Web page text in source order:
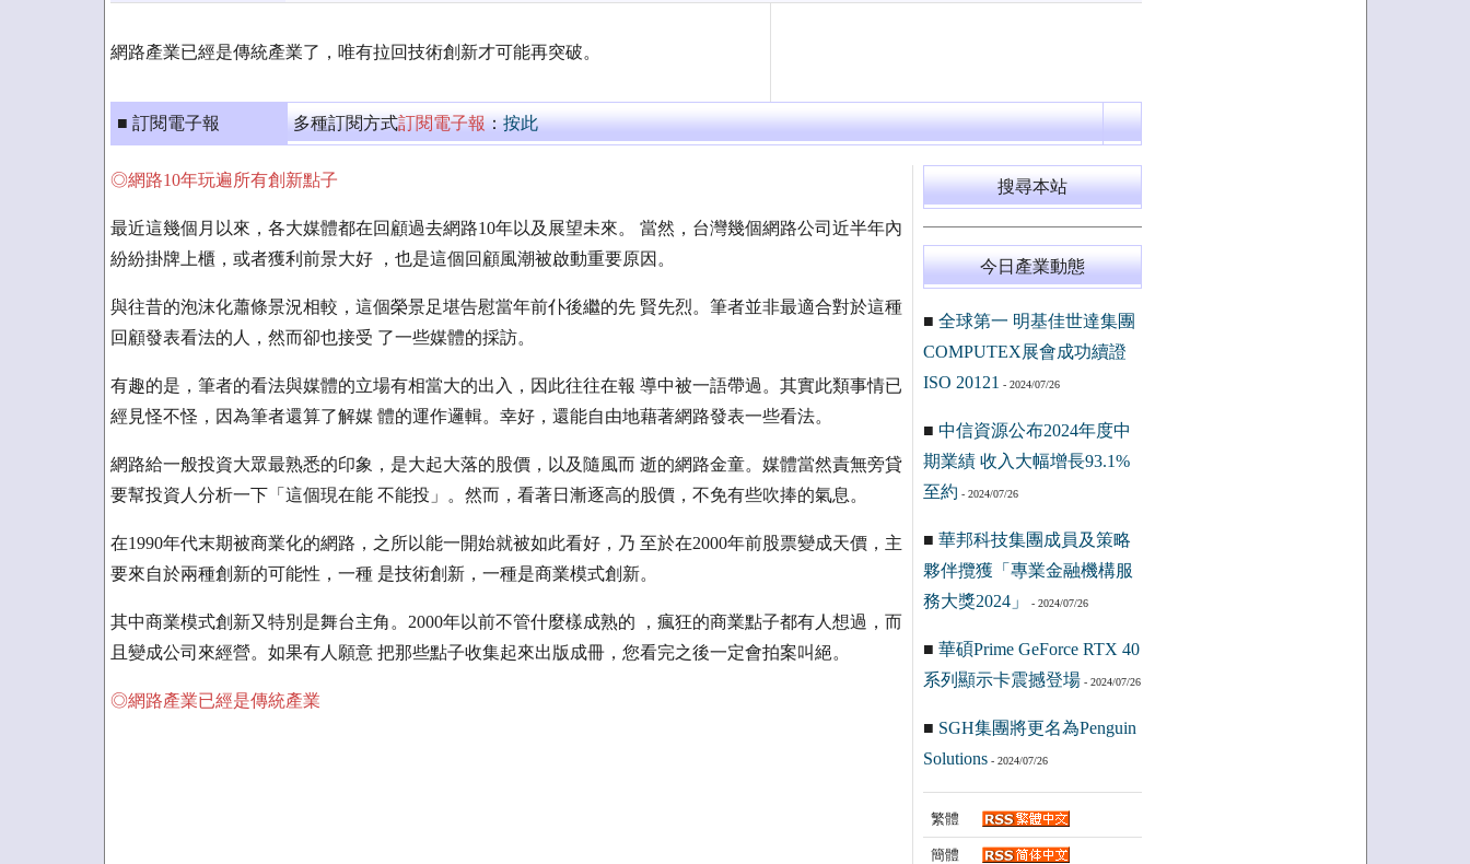
網路產業已經是傳統產業了，唯有拉回技術創新才可能再突破。
■ 訂閱電子報 多種訂閱方式訂閱電子報：按此
◎網路10年玩遍所有創新點子
最近這幾個月以來，各大媒體都在回顧過去網路10年以及展望未來。 當然，台灣幾個網路公司近半年內
紛紛掛牌上櫃，或者獲利前景大好 ，也是這個回顧風潮被啟動重要原因。
與往昔的泡沫化蕭條景況相較，這個榮景足堪告慰當年前仆後繼的先 賢先烈。筆者並非最適合對於這種
回顧發表看法的人，然而卻也接受 了一些媒體的採訪。
有趣的是，筆者的看法與媒體的立場有相當大的出入，因此往往在報 導中被一語帶過。其實此類事情已
經見怪不怪，因為筆者還算了解媒 體的運作邏輯。幸好，還能自由地藉著網路發表一些看法。
網路給一般投資大眾最熟悉的印象，是大起大落的股價，以及隨風而 逝的網路金童。媒體當然責無旁貸
要幫投資人分析一下「這個現在能 不能投」。然而，看著日漸逐高的股價，不免有些吹捧的氣息。
在1990年代末期被商業化的網路，之所以能一開始就被如此看好，乃 至於在2000年前股票變成天價，主
要來自於兩種創新的可能性，一種 是技術創新，一種是商業模式創新。
其中商業模式創新又特別是舞台主角。2000年以前不管什麼樣成熟的 ，瘋狂的商業點子都有人想過，而
且變成公司來經營。如果有人願意 把那些點子收集起來出版成冊，您看完之後一定會拍案叫絕。
◎網路產業已經是傳統產業
搜尋本站
今日產業動態
■ 全球第一 明基佳世達集團
COMPUTEX展會成功續證
ISO 20121 - 2024/07/26
■ 中信資源公布2024年度中
期業績 收入大幅增長93.1%
至約 - 2024/07/26
■ 華邦科技集團成員及策略
夥伴攬獲「專業金融機構服
務大獎2024」
- 2024/07/26
■ 華碩Prime GeForce RTX 40
系列顯示卡震撼登場- 2024/07/26
■ SGH集團將更名為Penguin
Solutions- 2024/07/26
繁體
簡體